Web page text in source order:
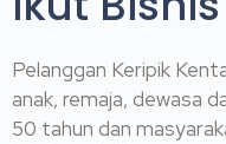
Pelanggan Keripik
anak, remaja, dewasa
50 tahun dan